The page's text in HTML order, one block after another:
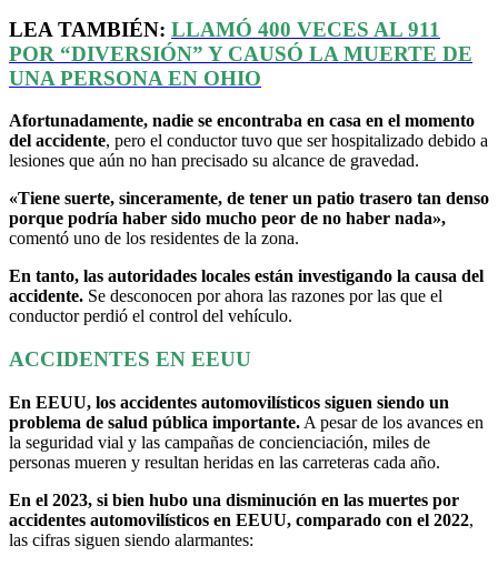
LEA TAMBIÉN: LLAMÓ 400 VECES AL 911
POR “DIVERSIÓN” Y CAUSÓ LA MUERTE DE
UNA PERSONA EN OHIO
Afortunadamente, nadie se encontraba en casa en el momento
del accidente, pero el conductor tuvo que ser hospitalizado debido a
lesiones que aún no han precisado su alcance de gravedad.
«Tiene suerte, sinceramente, de tener un patio trasero tan denso
porque podría haber sido mucho peor de no haber nada»,
comentó uno de los residentes de la zona.
En tanto, las autoridades locales están investigando la causa del
accidente. Se desconocen por ahora las razones por las que el
conductor perdió el control del vehículo.
ACCIDENTES EN EEUU
En EEUU, los accidentes automovilísticos siguen siendo un
problema de salud pública importante. A pesar de los avances en
la seguridad vial y las campañas de concienciación, miles de
personas mueren y resultan heridas en las carreteras cada año.
En el 2023, si bien hubo una disminución en las muertes por
accidentes automovilísticos en EEUU, comparado con el 2022,
las cifras siguen siendo alarmantes: